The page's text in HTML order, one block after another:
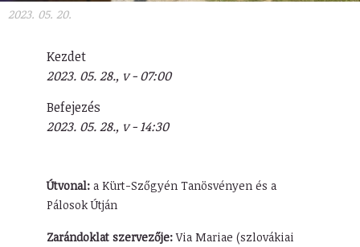
2023. 05. 20.
Kezdet
2023. 05. 28., v - 07:00
Befejezés
2023. 05. 28., v - 14:30
Útvonal: a Kürt-Szőgyén Tanösvényen és a
Pálosok Útján
Zarándoklat szervezője:Via Mariae (szlovákiai